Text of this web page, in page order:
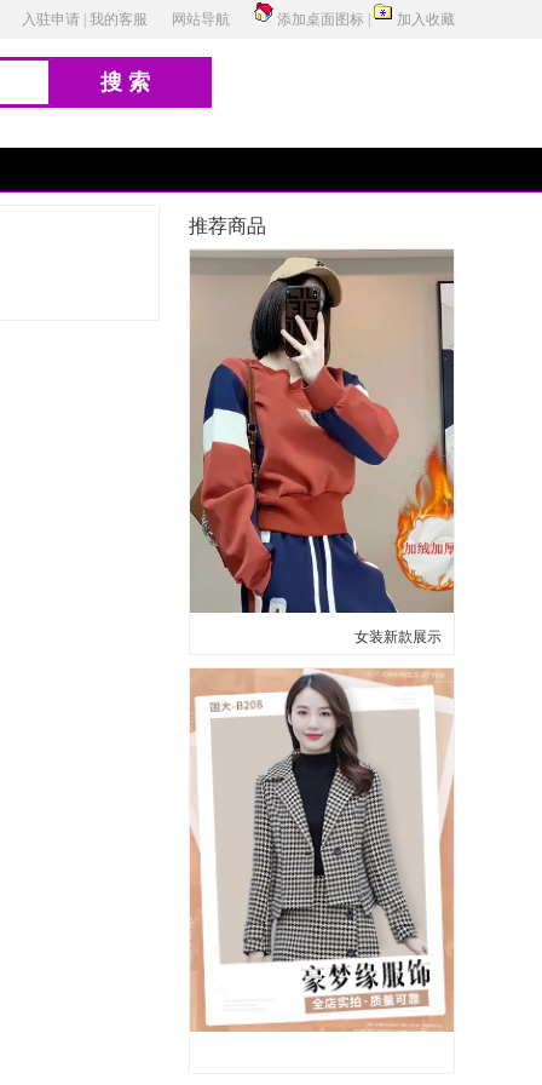
入驻申请 我的客服 网站导航 添加桌面图标 加入收藏
搜索
推荐商品
女装新款展示